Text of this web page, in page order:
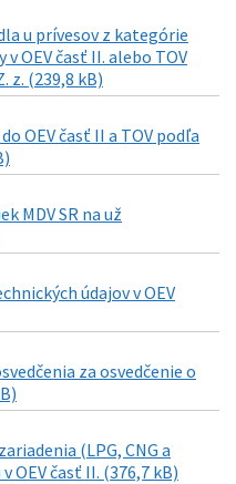
u prívesov z kategórie
OEV časť II. alebo TOV
z. (239,8 kB)
OEV časť II a TOV podľa
MDV SR na už
údajov v OEV
za osvedčenie o
(LPG, CNG a
OEV časť II. (376,7 kB)